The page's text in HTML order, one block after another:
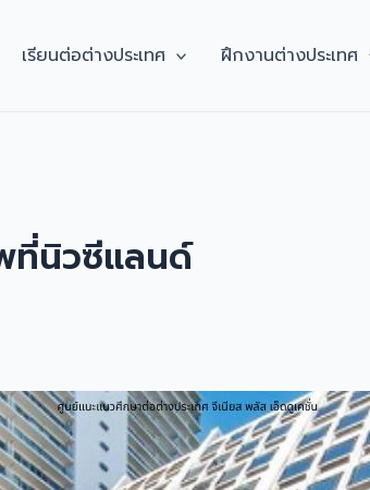
เรียนต่อต่างประเทศ ฝึกงานต่างประเทศ
ที่นิวซีแลนด์